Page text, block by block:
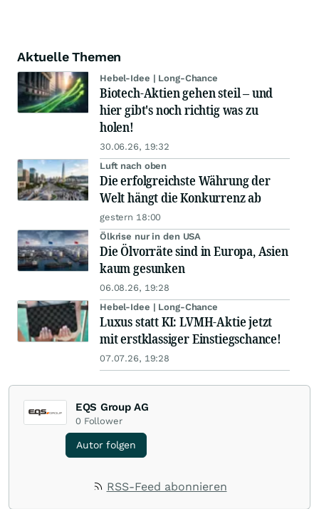
Aktuelle Themen
Hebel-Idee | Long-Chance
Biotech-Aktien gehen steil – und
hier gibt's noch richtig was zu
holen!
30.06.26, 19:32
Luft nach oben
Die erfolgreichste Währung der
Welt hängt die Konkurrenz ab
gestern 18:00
Ölkrise nur in den USA
Die Ölvorräte sind in Europa, Asien
kaum gesunken
06.08.26, 19:28
Hebel-Idee | Long-Chance
Luxus statt KI: LVMH-Aktie jetzt
mit erstklassiger Einstiegschance!
07.07.26, 19:28
EQS Group AG
0 Follower
Autor folgen
RSS-Feed abonnieren